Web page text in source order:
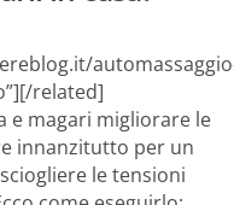
related]
e magari migliorare le
innanzitutto per un
le tensioni